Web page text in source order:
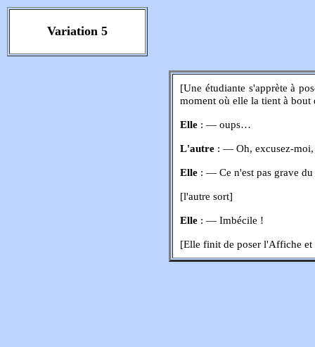
Variation 5
[Une étudiante s'apprète à
moment où elle la tient à
Elle : — oups…
L'autre : — Oh, excusez-moi,
Elle : — Ce n'est pas grave
[l'autre sort]
Elle : — Imbécile !
[Elle finit de poser l'Affiche et